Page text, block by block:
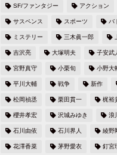
SF/ファンタジー アクション
サスペンス スポーツ バ
ミステリー 三木眞一郎
吉沢亮 大塚明夫 子安武
宮野真守 小栗旬 小野大
平川大輔 戦争 新作
松岡禎丞 栗田貫一 梶裕
櫻井孝宏 沢城みゆき 浪
石川由依 石川界人 綾野
花澤香菜 茅野愛衣 釘宮